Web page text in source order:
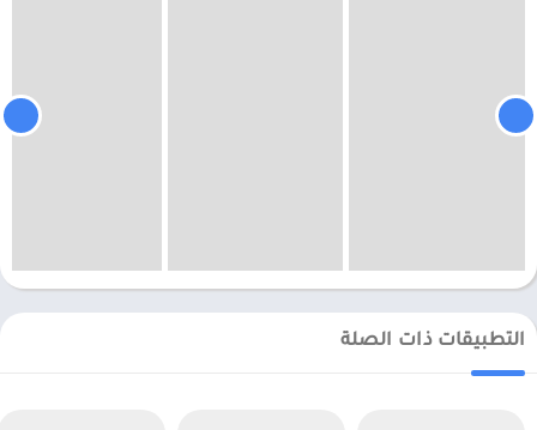
التطبيقات ذات الصلة